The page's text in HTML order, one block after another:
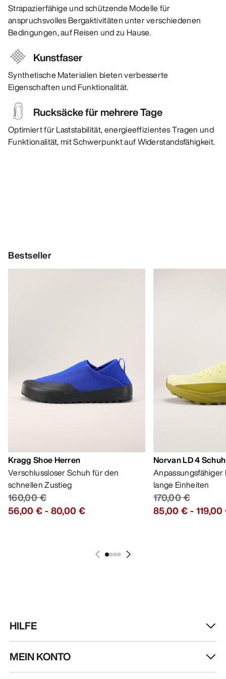
Strapazierfähige und schützende Modelle für
anspruchsvolles Bergaktivitäten unter verschiedenen
Bedingungen, auf Reisen und zu Hause.
Kunstfaser
Synthetische Materialien bieten verbesserte
Eigenschaften und Funktionalität.
Rucksäcke für mehrere Tage
Optimiert für Laststabilität, energieeffizientes Tragen und
Funktionalität, mit Schwerpunkt auf Widerstandsfähigkeit.
Bestseller
Kragg Shoe Herren
Verschlussloser Schuh für den
schnellen Zustieg
160,00 €
56,00 €- 80,00 €
Norvan LD 4
lange Einheiten
170,00 €
85,00 €-
HILFE
MEIN KONTO